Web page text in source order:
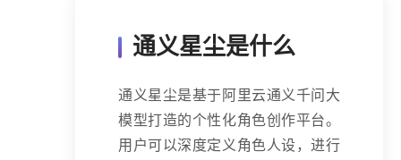
通义星尘是什么
通义星尘是基于阿里云通义千问大
模型打造的个性化角色创作平台。
用户可以深度定义角色人设，进行